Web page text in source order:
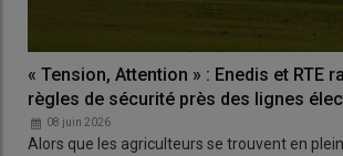
« Tension, Attention » : Enedis et RTE
règles de sécurité près des lignes
08 juin 2026
Alors que les agriculteurs se trouvent en